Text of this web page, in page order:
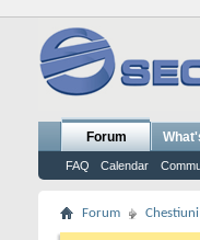
Forum
FAQ Calendar
Forum